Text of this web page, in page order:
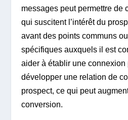
messages peut permettre de
qui suscitent l’intérêt du
avant des points communs
spécifiques auxquels il est
aider à établir une connexion
développer une relation de
prospect, ce qui peut
conversion.